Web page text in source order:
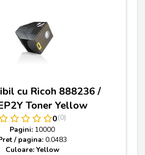
cu Ricoh 888236 /
Toner Yellow
0(0)
Pagini: 10000
/ pagina: 0.0483
Culoare: Yellow